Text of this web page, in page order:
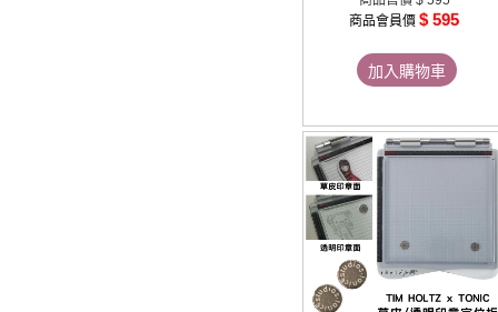
商品會員價 $ 595
加入購物車